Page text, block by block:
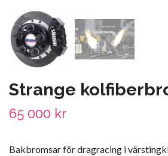
Strange
65 000 kr
Bakbromsar för dragracing i